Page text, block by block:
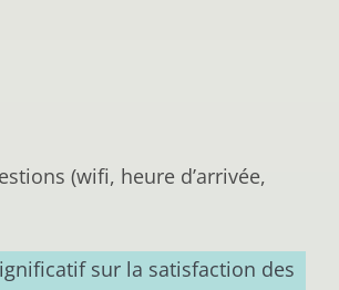
(wifi, heure d’arrivée,
sur la satisfaction des